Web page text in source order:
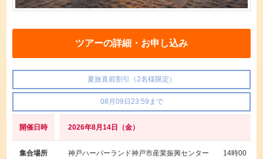
ツアーの詳細・お申し込み
夏旅直前割引（2名様限定）
08月09日23:59まで
開催日時 2026年8月14日（金）
集合場所
神戸ハーバーランド神戸市産業振興センター 14時00